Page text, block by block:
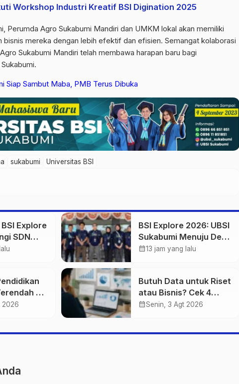
Workshop Industri Kreatif BSI Digination 2025
Perumda Agro Sukabumi Mandiri dan UMKM lokal akan memiliki
bisnis mereka dengan lebih efektif dan efisien. Semangat kolaborasi
Sukabumi Mandiri telah membawa harapan baru bagi
Siap Sambut Maba, PMB Terus Dibuka
sukabumi Universitas BSI
Explore
SDN
BSI Explore 2026: UBSI
Sukabumi Menuju Desa
Purwasedar
calendar_month13 jam yang lalu
di
2026
Butuh Data untuk Riset
atau Bisnis? Cek 4
Website Terpercaya Ini
calendar_monthSenin, 3 Agt 2026